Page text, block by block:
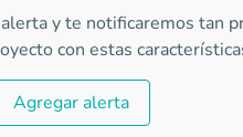
y te notificaremos tan
con estas
Agregar alerta